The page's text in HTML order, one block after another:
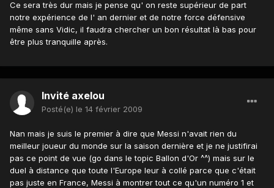
Ce sera très dur mais je pense qu' on reste supérieur de part
notre expérience de l' an dernier et de notre force défensive
même sans Vidic, il faudra chercher un bon résultat là bas pour
être plus tranquille après.
Invité axelou
Posté(e) le 14 février 2009
Nan mais je suis le premier à dire que Messi n'avait rien du
meilleur joueur du monde sur la saison dernière et je ne justifirai
pas ce point de vue (go dans le topic Ballon d'Or ^^) mais sur le
duel à distance que toute l'Europe leur à collé parce que c'était
pas juste en France, Messi à montrer tout ce qu'un numéro 1 et